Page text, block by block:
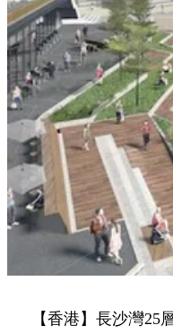
【香港】長沙灣25